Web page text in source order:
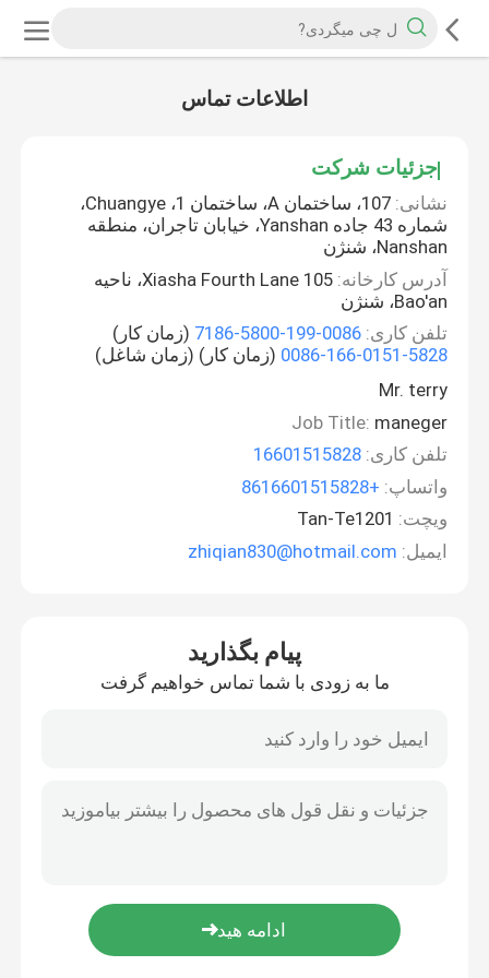
اطلاعات تماس
جزئیات شرکت
نشانی:
107، ساختمان A، ساختمان 1، Chuangye،
شماره 43 جاده Yanshan، خیابان تاجران، منطقه
Nanshan، شنژن
آدرس کارخانه:
105 Xiasha Fourth Lane، ناحیه
Bao'an، شنژن
تلفن کاری: 0086-199-5800-7186
(زمان کار)
0086-166-0151-5828 (زمان کار) (زمان شاغل)
Mr. terry
Job Title: maneger
تلفن کاری: 16601515828
واتساپ: +8616601515828
ویچت:
ایمیل: zhiqian830@hotmail.com
پیام بگذارید
ما به زودی با شما تماس خواهیم گرفت